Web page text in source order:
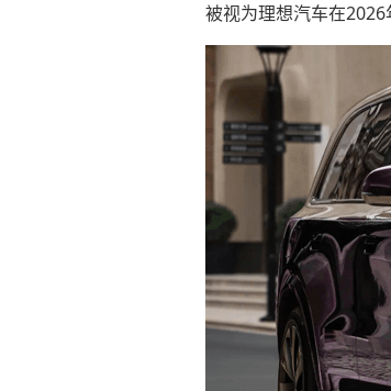
被视为理想汽车在2026